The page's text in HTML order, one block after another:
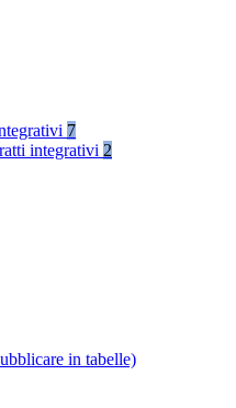
7
integrativi 2
in tabelle)